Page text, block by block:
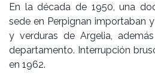
En la década de 1950, una
sede en Perpignan importaban
y verduras de Argelia,
departamento. Interrupción
en 1962.